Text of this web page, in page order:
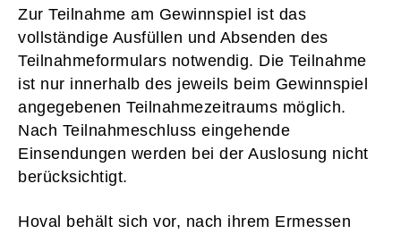
Zur Teilnahme am Gewinnspiel ist das
vollständige Ausfüllen und Absenden des
Teilnahmeformulars notwendig. Die Teilnahme
ist nur innerhalb des jeweils beim Gewinnspiel
angegebenen Teilnahmezeitraums möglich.
Nach Teilnahmeschluss eingehende
Einsendungen werden bei der Auslosung nicht
berücksichtigt.
Hoval behält sich vor, nach ihrem Ermessen